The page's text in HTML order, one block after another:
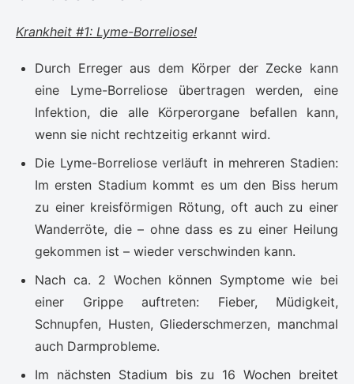
Krankheit #1: Lyme-Borreliose!
Durch Erreger aus dem Körper der Zecke kann
eine Lyme-Borreliose übertragen werden, eine
Infektion, die alle Körperorgane befallen kann,
wenn sie nicht rechtzeitig erkannt wird.
Die Lyme-Borreliose verläuft in mehreren Stadien:
Im ersten Stadium kommt es um den Biss herum
zu einer kreisförmigen Rötung, oft auch zu einer
Wanderröte, die – ohne dass es zu einer Heilung
gekommen ist – wieder verschwinden kann.
Nach ca. 2 Wochen können Symptome wie bei
einer Grippe auftreten: Fieber, Müdigkeit,
Schnupfen, Husten, Gliederschmerzen, manchmal
auch Darmprobleme.
Im nächsten Stadium bis zu 16 Wochen breitet